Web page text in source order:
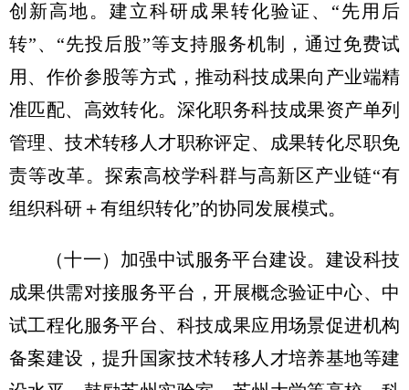
创新高地。建立科研成果转化验证、“先用后
转”、“先投后股”等支持服务机制，通过免费试
用、作价参股等方式，推动科技成果向产业端精
准匹配、高效转化。深化职务科技成果资产单列
管理、技术转移人才职称评定、成果转化尽职免
责等改革。探索高校学科群与高新区产业链“有
组织科研＋有组织转化”的协同发展模式。
（十一）加强中试服务平台建设。 建设科技
成果供需对接服务平台，开展概念验证中心、中
试工程化服务平台、科技成果应用场景促进机构
备案建设，提升国家技术转移人才培养基地等建